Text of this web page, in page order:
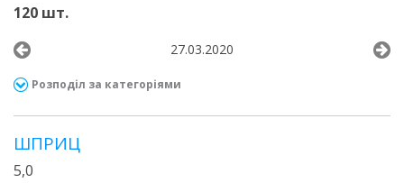
120 шт.
27.03.2020
Розподіл за категоріями
ШПРИЦ
5,0